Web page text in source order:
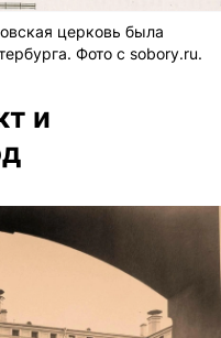
церковь была
Фото с sobory.ru.
и